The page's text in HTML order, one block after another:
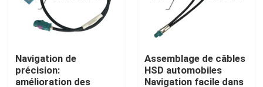
Demander un devis
Connecteur de carte PCB de FAKRA
Navigation de
précision:
amélioration des
Assemblage de câbles
HSD automobiles
Navigation facile dans